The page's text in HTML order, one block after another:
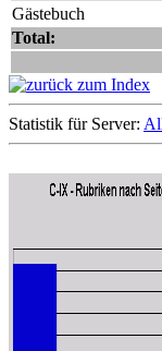
Gästebuch
Total:
Statistik für Server: